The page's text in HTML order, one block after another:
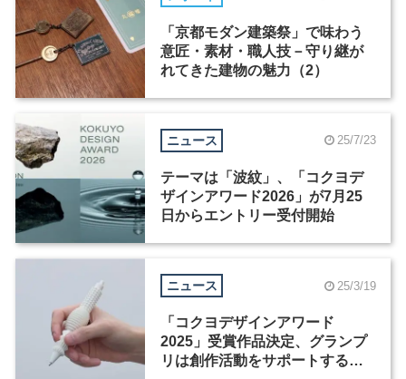
「京都モダン建築祭」で味わう
意匠・素材・職人技－守り継が
れてきた建物の魅力（2）
ニュース 25/7/23
テーマは「波紋」、「コクヨデ
ザインアワード2026」が7月25
日からエントリー受付開始
ニュース 25/3/19
「コクヨデザインアワード
2025」受賞作品決定、グランプ
リは創作活動をサポートするペ